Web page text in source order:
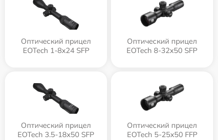
Оптический прицел
EOTech 1-8x24 SFP
Оптический прицел
EOTech 8-32x50 SFP
Оптический прицел
EOTech 3.5-18x50 SFP
Оптический прицел
EOTech 5-25x50 FFP